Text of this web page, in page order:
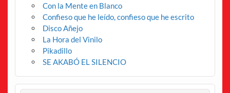
Con la Mente en Blanco
Confieso que he leído, confieso que he escrito
Disco Añejo
La Hora del Vinilo
Pikadillo
SE AKABÓ EL SILENCIO